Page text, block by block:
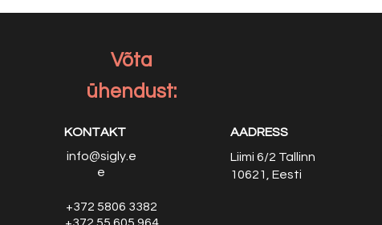
Võta
ühendust:
KONTAKT
info@sigly.e
e
+372 5806 3382
AADRESS
Liimi 6/2 Tallinn
10621, Eesti